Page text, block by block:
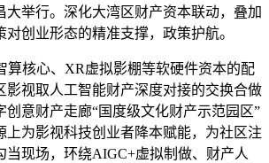
大举行。深化大湾区财产资本联动，叠加
对创业形态的精准支撑，政策护航。
核心、XR虚拟影棚等软硬件资本的配
影视取人工智能财产深度对接的交换合做
创意财产走廊“国度级文化财产示范园区”
上为影视科技创业者降本赋能，为社区注
当现场，环绕AIGC+虚拟制做、财产人